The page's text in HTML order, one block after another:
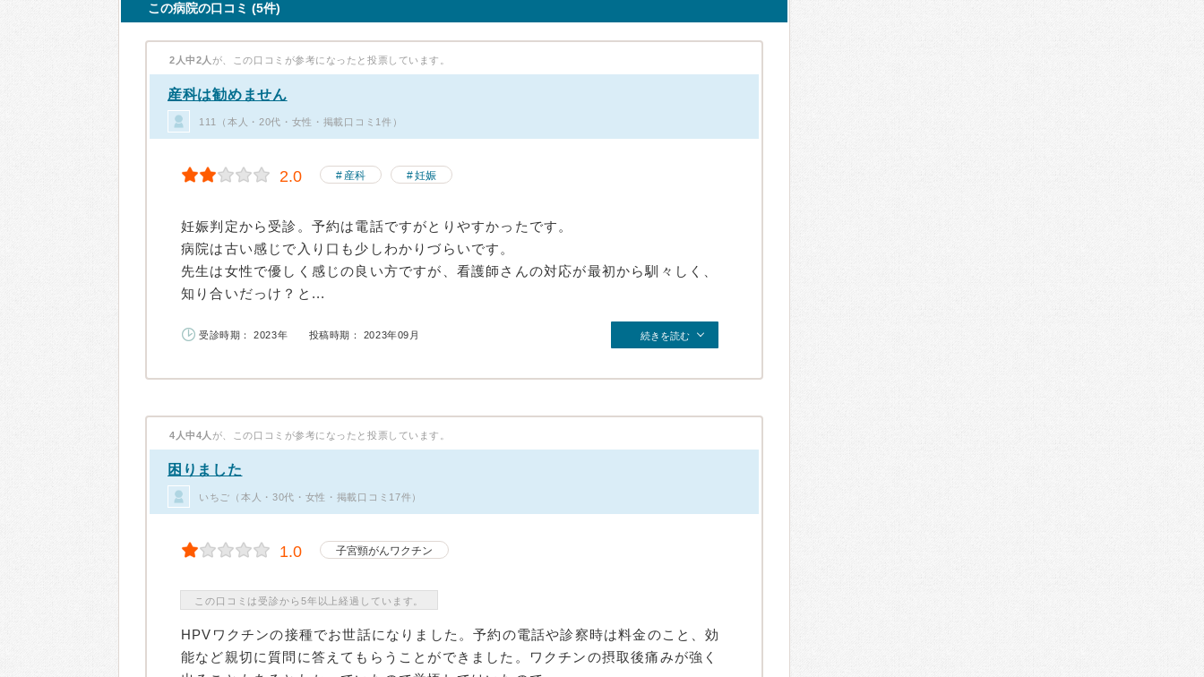
この病院の口コミ (5件)
2人中2人 が、この口コミが参考になったと投票しています。
産科は勧めません
111（本人・20代・女性・掲載口コミ1件）
2.0 産科 妊娠
妊娠判定から受診。予約は電話ですがとりやすかったです。
病院は古い感じで入り口も少しわかりづらいです。
先生は女性で優しく感じの良い方ですが、看護師さんの対応が最初から馴々しく、
知り合いだっけ？と...
受診時期： 2023年 投稿時期： 2023年09月 続きを読む
4人中4人 が、この口コミが参考になったと投票しています。
困りました
いちご（本人・30代・女性・掲載口コミ17件）
1.0 子宮頸がんワクチン
この口コミは受診から5年以上経過しています。
HPVワクチンの接種でお世話になりました。予約の電話や診察時は料金のこと、効
能など親切に質問に答えてもらうことができました。ワクチンの摂取後痛みが強く